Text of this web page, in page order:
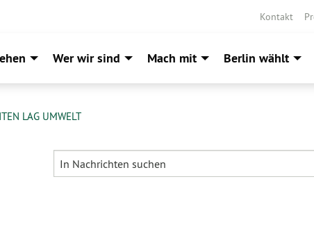
Kontakt
Wer wir sind Mach mit Berlin wählt
LAG UMWELT